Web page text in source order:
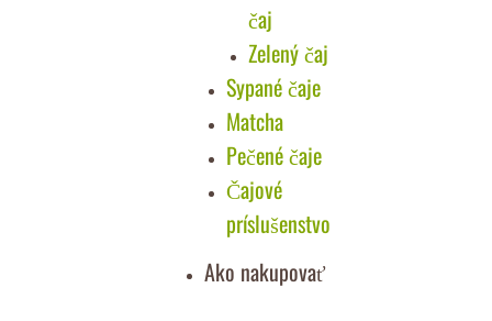
čaj
Zelený čaj
Sypané čaje
Matcha
Pečené čaje
Čajové
príslušenstvo
Ako nakupovať